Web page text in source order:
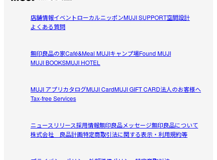
店舗情報イベントローカルニッポンMUJI SUPPORT空間設計
よくある質問
無印良品の家Café&Meal MUJIキャンプ場Found MUJI
MUJI BOOKSMUJI HOTEL
MUJI アプリカタログMUJI CardMUJI GIFT CARD法人のお客様へ
Tax-free Services
ニュースリリース採用情報無印良品メッセージ無印良品について
株式会社 良品計画特定商取引法に関する表示・利用規約等